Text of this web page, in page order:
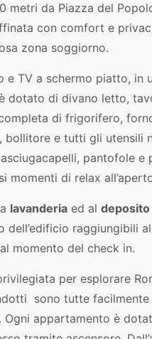
metri da Piazza del
con comfort e
zona soggiorno.
TV a schermo piatto, in
dotato di divano letto,
di frigorifero,
e tutti gli utensili
pantofole
momenti di relax
lavanderia ed al deposito
dell’edificio raggiungibili
momento del check in.
per esplorare
sono tutte
appartamento è